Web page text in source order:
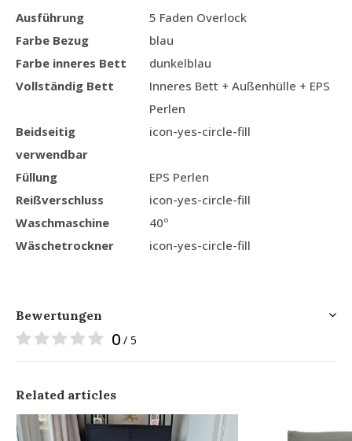
Ausführung
5 Faden Overlock
Farbe Bezug
blau
Farbe inneres Bett
dunkelblau
Vollständig Bett
Inneres Bett + Außenhülle + EPS
Perlen
Beidseitig
verwendbar
icon-yes-circle-fill
Füllung
EPS Perlen
Reißverschluss
icon-yes-circle-fill
Waschmaschine
40º
Wäschetrockner
icon-yes-circle-fill
Bewertungen
0 / 5
Related articles